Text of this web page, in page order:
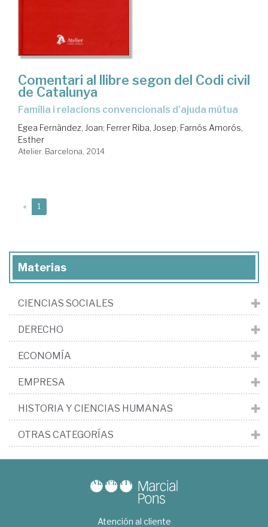
Comentari al llibre segon del Codi civil
de Catalunya
família i relacions convencionals d'ajuda mútua
Egea Fernàndez, Joan; Ferrer Riba, Josep; Farnós Amorós,
Esther
Atelier. Barcelona, 2014
« 1
Materias
CIENCIAS SOCIALES
DERECHO
ECONOMÍA
EMPRESA
HISTORIA Y CIENCIAS HUMANAS
OTRAS CATEGORÍAS
Atención al cliente